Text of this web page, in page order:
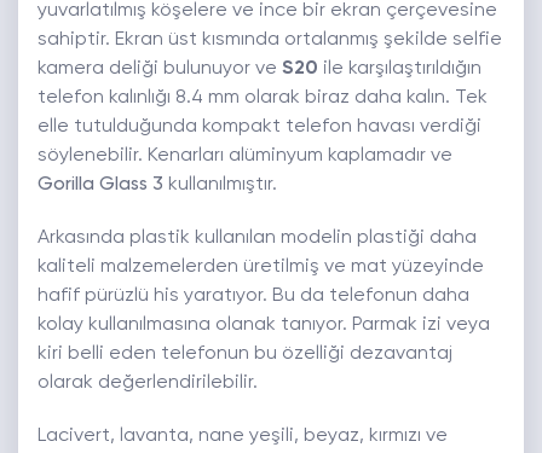
yuvarlatılmış köşelere ve ince bir ekran çerçevesine
sahiptir. Ekran üst kısmında ortalanmış şekilde selfie
kamera deliği bulunuyor ve S20 ile karşılaştırıldığın
telefon kalınlığı 8.4 mm olarak biraz daha kalın. Tek
elle tutulduğunda kompakt telefon havası verdiği
söylenebilir. Kenarları alüminyum kaplamadır ve
Gorilla Glass 3 kullanılmıştır.
Arkasında plastik kullanılan modelin plastiği daha
kaliteli malzemelerden üretilmiş ve mat yüzeyinde
hafif pürüzlü his yaratıyor. Bu da telefonun daha
kolay kullanılmasına olanak tanıyor. Parmak izi veya
kiri belli eden telefonun bu özelliği dezavantaj
olarak değerlendirilebilir.
Lacivert, lavanta, nane yeşili, beyaz, kırmızı ve